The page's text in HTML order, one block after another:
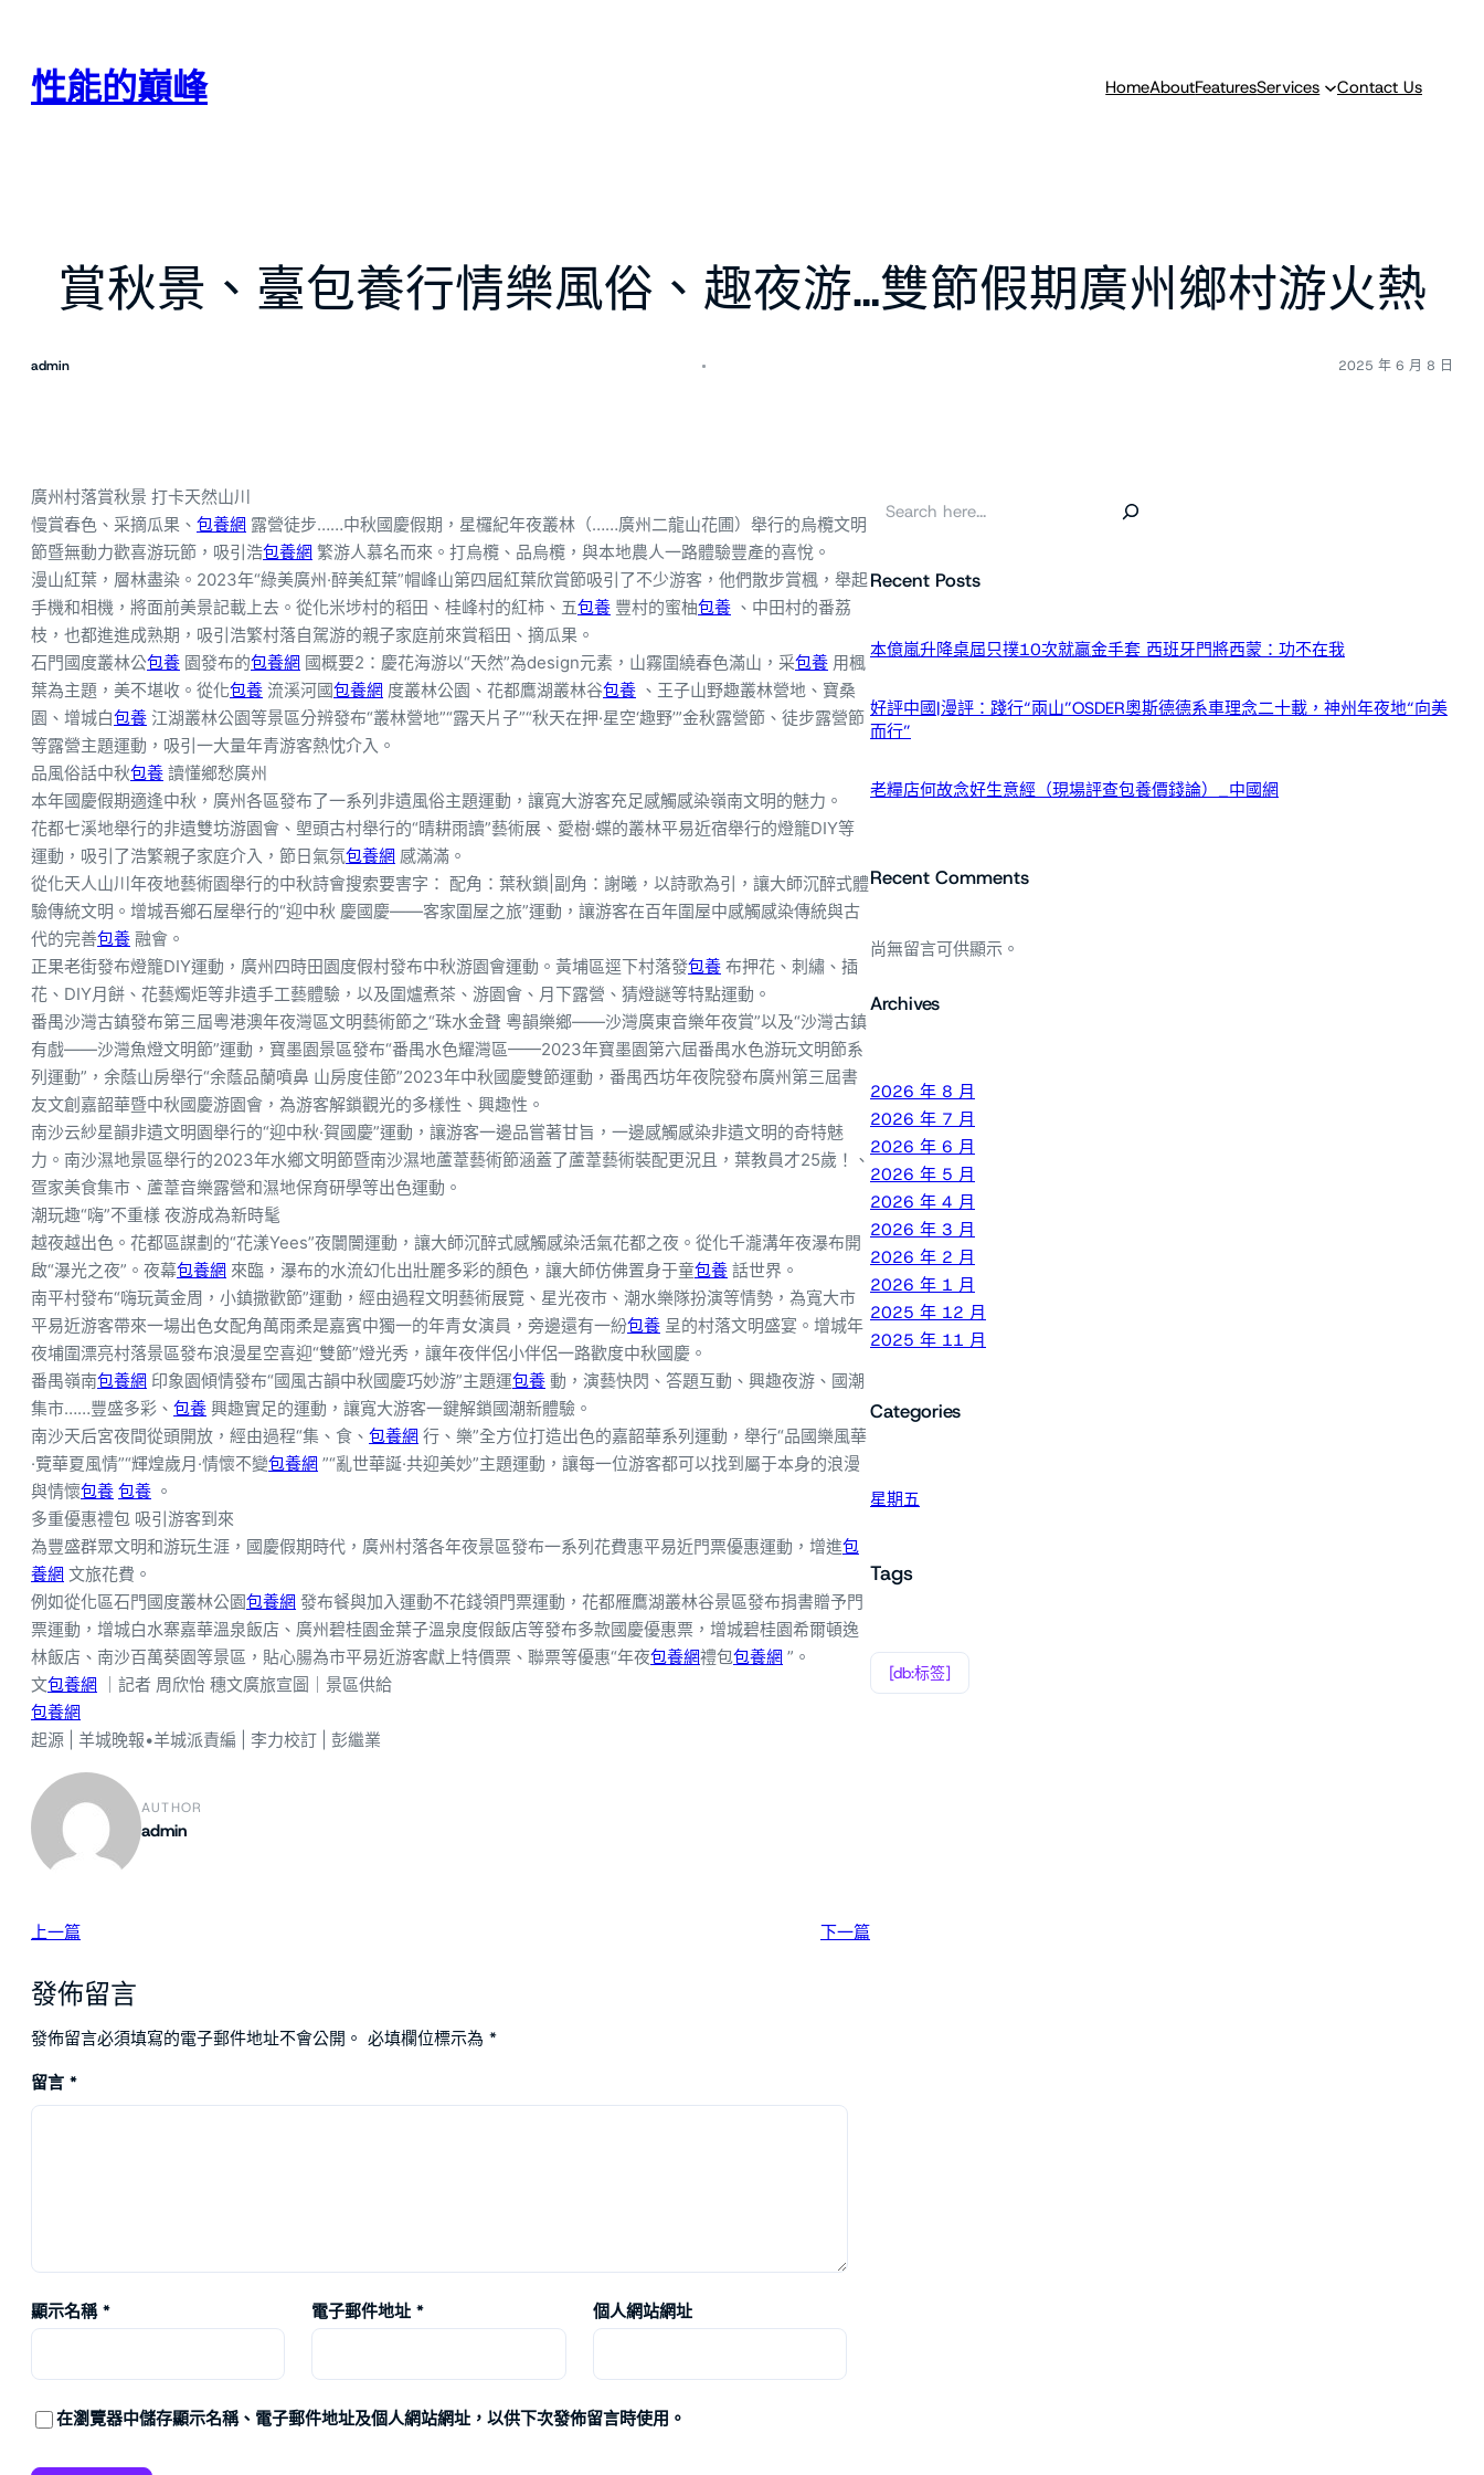
性能的巔峰 HomeAboutFeaturesServices Contact Us
賞秋景、臺包養行情樂風俗、趣夜游…雙節假期廣州鄉村游火熱
admin 2025 年 6 月 8 日
廣州村落賞秋景 打卡天然山川
慢賞春色、采摘瓜果、 包養網 露營徒步……中秋國慶假期，星欏紀年夜叢林（……廣州二龍山花圃）舉行的烏欖文明
節暨無動力歡喜游玩節，吸引浩包養網 繁游人慕名而來。打烏欖、品烏欖，與本地農人一路體驗豐產的喜悅。
漫山紅葉，層林盡染。2023年“綠美廣州·醉美紅葉”帽峰山第四屆紅葉欣賞節吸引了不少游客，他們散步賞楓，舉起
手機和相機，將面前美景記載上去。從化米埗村的稻田、桂峰村的紅柿、五包養 豐村的蜜柚包養 、中田村的番荔
枝，也都進進成熟期，吸引浩繁村落自駕游的親子家庭前來賞稻田、摘瓜果。
石門國度叢林公包養 園發布的包養網 國概要2：慶花海游以“天然”為design元素，山霧圍繞春色滿山，采包養 用楓
葉為主題，美不堪收。從化包養 流溪河國包養網 度叢林公園、花都鷹湖叢林谷包養 、王子山野趣叢林營地、寶桑
園、增城白包養 江湖叢林公園等景區分辨發布“叢林營地”“露天片子”“秋天在押·星空‘趣野’”金秋露營節、徒步露營節
等露營主題運動，吸引一大量年青游客熱忱介入。
品風俗話中秋包養 讀懂鄉愁廣州
本年國慶假期適逢中秋，廣州各區發布了一系列非遺風俗主題運動，讓寬大游客充足感觸感染嶺南文明的魅力。
花都七溪地舉行的非遺雙坊游園會、塱頭古村舉行的“晴耕雨讀”藝術展、愛樹·蝶的叢林平易近宿舉行的燈籠DIY等
運動，吸引了浩繁親子家庭介入，節日氣氛包養網 感滿滿。
從化天人山川年夜地藝術園舉行的中秋詩會搜索要害字： 配角：葉秋鎖|副角：謝曦，以詩歌為引，讓大師沉醉式體
驗傳統文明。增城吾鄉石屋舉行的“迎中秋 慶國慶——客家圍屋之旅”運動，讓游客在百年圍屋中感觸感染傳統與古
代的完善包養 融會。
正果老街發布燈籠DIY運動，廣州四時田園度假村發布中秋游園會運動。黃埔區逕下村落發包養 布押花、刺繡、插
花、DIY月餅、花藝燭炬等非遺手工藝體驗，以及圍爐煮茶、游園會、月下露營、猜燈謎等特點運動。
番禺沙灣古鎮發布第三屆粵港澳年夜灣區文明藝術節之“珠水金聲 粵韻樂鄉——沙灣廣東音樂年夜賞”以及“沙灣古鎮
有戲——沙灣魚燈文明節”運動，寶墨園景區發布“番禺水色耀灣區——2023年寶墨園第六屆番禺水色游玩文明節系
列運動”，余蔭山房舉行“余蔭品蘭噴鼻 山房度佳節”2023年中秋國慶雙節運動，番禺西坊年夜院發布廣州第三屆書
友文創嘉韶華暨中秋國慶游園會，為游客解鎖觀光的多樣性、興趣性。
南沙云紗星韻非遺文明園舉行的“迎中秋·賀國慶”運動，讓游客一邊品嘗著甘旨，一邊感觸感染非遺文明的奇特魅
力。南沙濕地景區舉行的2023年水鄉文明節暨南沙濕地蘆葦藝術節涵蓋了蘆葦藝術裝配更況且，葉教員才25歲！、
疍家美食集市、蘆葦音樂露營和濕地保育研學等出色運動。
潮玩趣“嗨”不重樣 夜游成為新時髦
越夜越出色。花都區謀劃的“花漾Yees”夜闤闠運動，讓大師沉醉式感觸感染活氣花都之夜。從化千瀧溝年夜瀑布開
啟“瀑光之夜”。夜幕包養網 來臨，瀑布的水流幻化出壯麗多彩的顏色，讓大師仿佛置身于童包養 話世界。
南平村發布“嗨玩黃金周，小鎮撒歡節”運動，經由過程文明藝術展覽、星光夜市、潮水樂隊扮演等情勢，為寬大市
平易近游客帶來一場出色女配角萬雨柔是嘉賓中獨一的年青女演員，旁邊還有一紛包養 呈的村落文明盛宴。增城年
夜埔圍漂亮村落景區發布浪漫星空喜迎“雙節”燈光秀，讓年夜伴侶小伴侶一路歡度中秋國慶。
番禺嶺南包養網 印象園傾情發布“國風古韻中秋國慶巧妙游”主題運包養 動，演藝快閃、答題互動、興趣夜游、國潮
集市……豐盛多彩、 包養 興趣實足的運動，讓寬大游客一鍵解鎖國潮新體驗。
南沙天后宮夜間從頭開放，經由過程“集、食、 包養網 行、樂”全方位打造出色的嘉韶華系列運動，舉行“品國樂風華
·覽華夏風情”“輝煌歲月·情懷不變包養網 ”“亂世華誕·共迎美妙”主題運動，讓每一位游客都可以找到屬于本身的浪漫
與情懷包養 包養 。
多重優惠禮包 吸引游客到來
為豐盛群眾文明和游玩生涯，國慶假期時代，廣州村落各年夜景區發布一系列花費惠平易近門票優惠運動，增進包
養網 文旅花費。
例如從化區石門國度叢林公園包養網 發布餐與加入運動不花錢領門票運動，花都雁鷹湖叢林谷景區發布捐書贈予門
票運動，增城白水寨嘉華溫泉飯店、廣州碧桂園金葉子溫泉度假飯店等發布多款國慶優惠票，增城碧桂園希爾頓逸
林飯店、南沙百萬葵園等景區，貼心腸為市平易近游客獻上特價票、聯票等優惠“年夜包養網禮包包養網 ”。
文包養網 ｜記者 周欣怡 穗文廣旅宣圖｜景區供給
包養網
起源 | 羊城晚報•羊城派責編 | 李力校訂 | 彭繼業
AUTHOR
admin
上一篇 下一篇
發佈留言
發佈留言必須填寫的電子郵件地址不會公開。 必填欄位標示為 *
留言 *
顯示名稱 * 電子郵件地址* 個人網站網址
在瀏覽器中儲存顯示名稱、電子郵件地址及個人網站網址，以供下次發佈留言時使用。
Recent Posts
本億嵐升降桌屆只撲10次就贏金手套 西班牙門將西蒙：功不在我
好評中國|漫評：踐行“兩山”OSDER奧斯德德系車理念二十載，神州年夜地“向美
而行”
老糧店何故念好生意經（現場評查包養價錢論）_中國網
Recent Comments
尚無留言可供顯示。
Archives
2026 年 8 月
2026 年 7 月
2026 年 6 月
2026 年 5 月
2026 年 4 月
2026 年 3 月
2026 年 2 月
2026 年 1 月
2025 年 12 月
2025 年 11 月
Categories
星期五
Tags
[db:标签]